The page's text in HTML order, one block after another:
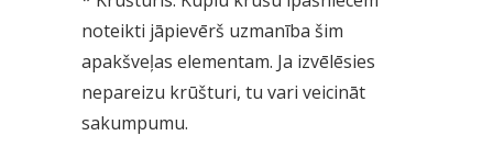
noteikti jāpievērš uzmanība šim
apakšveļas elementam. Ja izvēlēsies
nepareizu krūšturi, tu vari veicināt
sakumpumu.